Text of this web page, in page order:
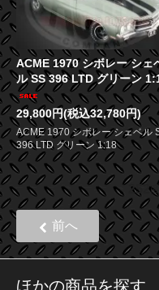
ACME 1970 シボレー シェ
ル SS 396 LTD グリーン
29,800円(税込32,780円)
ACME 1970 シボレー シェベル
396 LTD グリーン 1:18
252
前へ
ほかの商品を探す